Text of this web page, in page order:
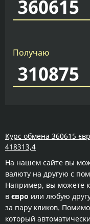
Получаю
Курс обмена 360615
418313,4
На нашем сайте вы
валюту на другую с
Например, вы можете
в євро или любую
за пару кликов.
который